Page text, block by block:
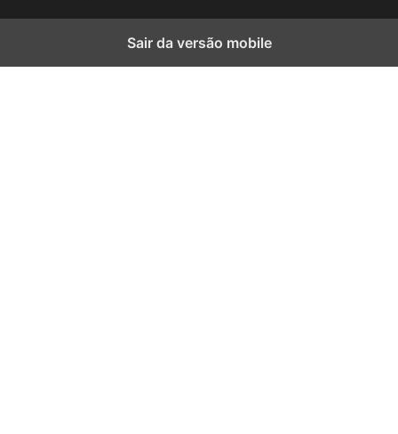
Sair da versão mobile